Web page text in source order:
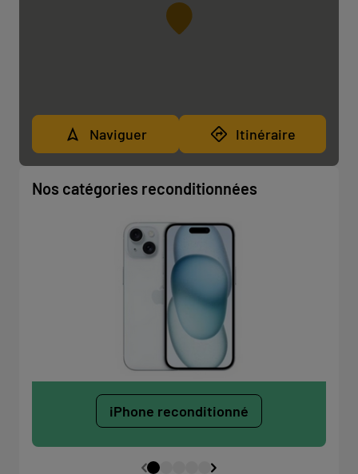
Naviguer Itinéraire
Nos catégories reconditionnées
iPhone reconditionné